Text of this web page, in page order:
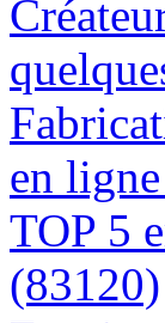
en
TOP 5
(83120)